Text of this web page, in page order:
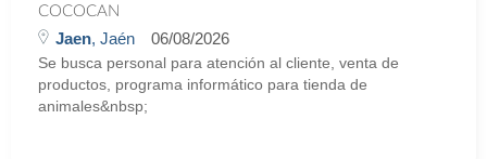
COCOCAN
Jaen, Jaén 06/08/2026
Se busca personal para atención al cliente, venta de
productos, programa informático para tienda de
animales&nbsp;